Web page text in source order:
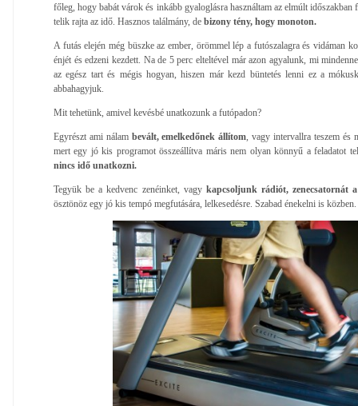
főleg, hogy babát várok és inkább gyaloglásra használtam az elmúlt
telik rajta az idő. Hasznos találmány, de bizony tény, hogy monoton.
A futás elején még büszke az ember, örömmel lép a futószalagra és vidáman
énjét és edzeni kezdett. Na de 5 perc elteltével már azon agyalunk, mi
az egész tart és mégis hogyan, hiszen már kezd büntetés lenni ez a
abbahagyjuk.
Mit tehetünk, amivel kevésbé unatkozunk a futópadon?
Egyrészt ami nálam bevált, emelkedőnek állítom , vagy intervallra teszem
mert egy jó kis programot összeállítva máris nem olyan könnyű a feladatot
nincs idő unatkozni.
Tegyük be a kedvenc zenéinket, vagy kapcsoljunk rádiót, zenecsatornát
ösztönöz egy jó kis tempó megfutására, lelkesedésre. Szabad énekelni is közben.